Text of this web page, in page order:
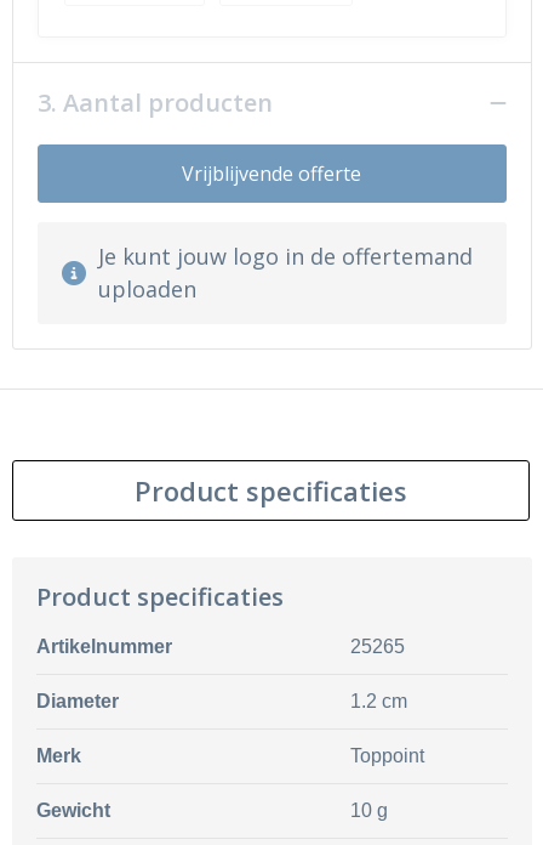
3. Aantal producten
Vrijblijvende offerte
Je kunt jouw logo in de offertemand
uploaden
Product specificaties
Product specificaties
Artikelnummer 25265
Diameter 1.2 cm
Merk Toppoint
Gewicht 10 g